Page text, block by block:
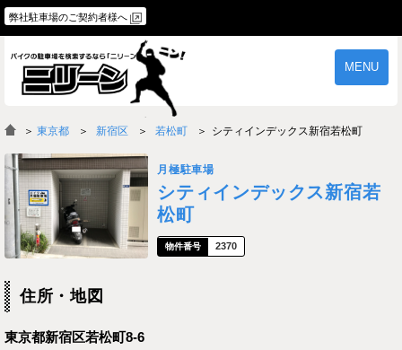
弊社駐車場のご契約者様へ
MENU
物件一覧 ご契約の流れ
よくあるご質問
＞ 東京都 新宿区 若松町 シティインデックス新宿若松町
月極駐車場
シティインデックス新宿若
松町
2370
住所・地図
東京都新宿区若松町8-6